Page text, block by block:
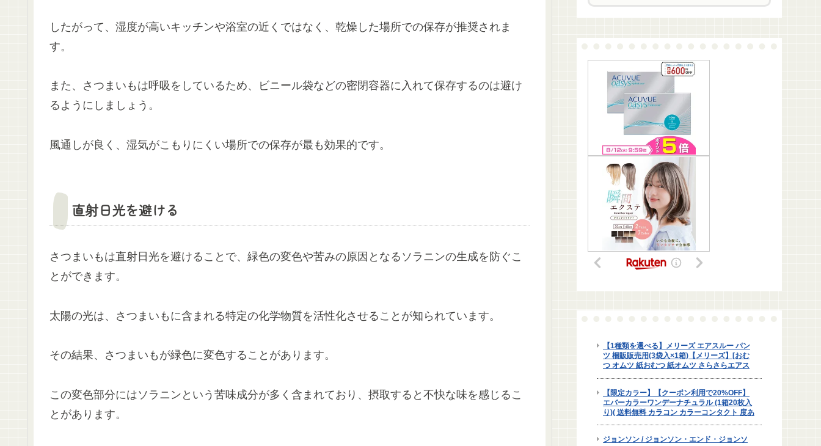
したがって、湿度が高いキッチンや浴室の近くではなく、乾燥した場所での保存が推奨されま
す。
また、さつまいもは呼吸をしているため、ビニール袋などの密閉容器に入れて保存するのは避け
るようにしましょう。
風通しが良く、湿気がこもりにくい場所での保存が最も効果的です。
直射日光を避ける
さつまいもは直射日光を避けることで、緑色の変色や苦みの原因となるソラニンの生成を防ぐこ
とができます。
太陽の光は、さつまいもに含まれる特定の化学物質を活性化させることが知られています。
その結果、さつまいもが緑色に変色することがあります。
この変色部分にはソラニンという苦味成分が多く含まれており、摂取すると不快な味を感じるこ
とがあります。